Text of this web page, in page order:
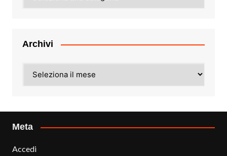
Archivi
Meta
Accedi